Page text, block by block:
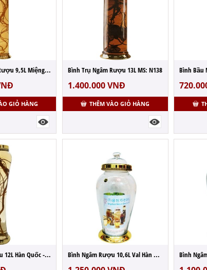
Bình Trụ Ngâm Rượu 9,5L Miệng Nhỏ - MS: N81
GIỎ HÀNG
Bình Trụ Ngâm Rượu 13L MS: N138
1.400.000VNĐ
THÊM VÀO GIỎ HÀNG
Bình Bầu
Bình Ngâm Rượu 12L Hàn Quốc - MS: N68 Bình Ngâm Rượu 10,6L Val Hàn Quốc - MS: N7